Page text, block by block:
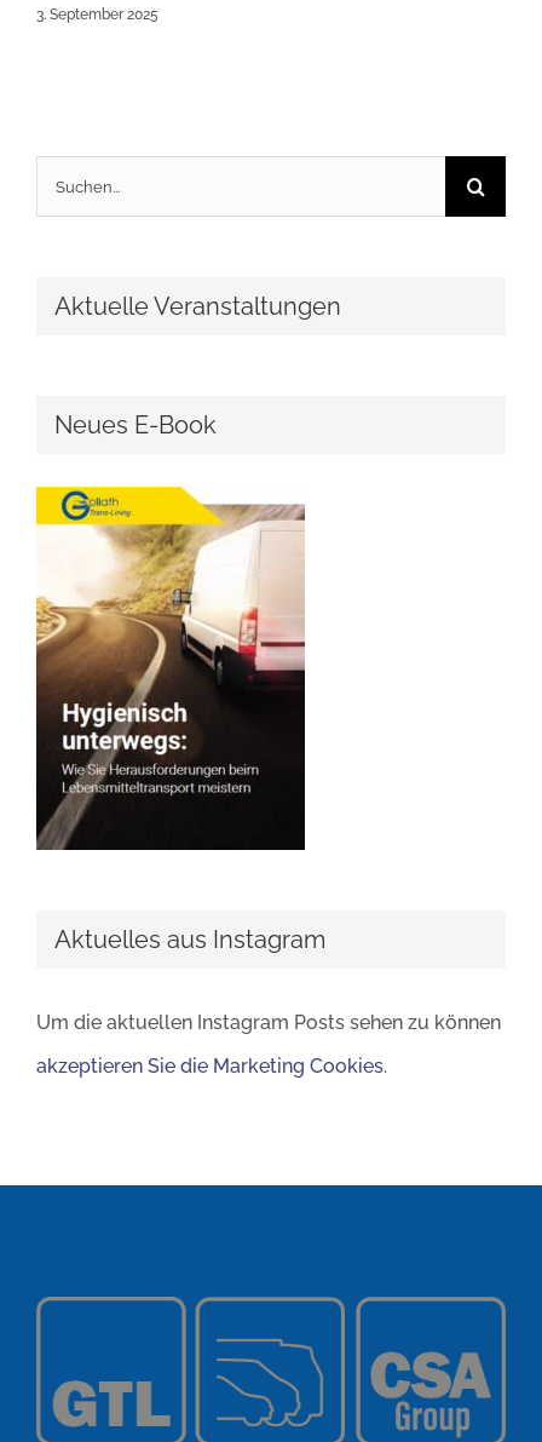
3. September 2025
Suche
nach:
Aktuelle Veranstaltungen
Neues E-Book
Aktuelles aus Instagram
Um die aktuellen Instagram Posts sehen zu können
akzeptieren Sie die Marketing Cookies.